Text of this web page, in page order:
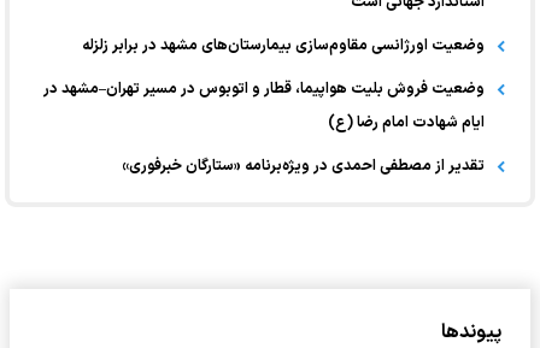
وضعیت اورژانسی مقاوم‌سازی بیمارستان‌های مشهد در برابر زلزله
وضعیت فروش بلیت هواپیما، قطار و اتوبوس در مسیر تهران–مشهد در
ایام شهادت امام رضا (ع)
تقدیر از مصطفی احمدی در ویژه‌برنامه «ستارگان خبرفوری»
پیوندها